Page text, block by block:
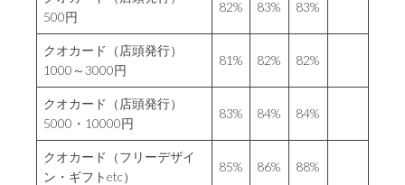
500円
82% 83% 83%
クオカード（店頭発行）
1000～3000円
81% 82% 82%
クオカード（店頭発行）
5000・10000円
83% 84% 84%
クオカード（フリーデザイ
ン・ギフトetc）
85% 86% 88%